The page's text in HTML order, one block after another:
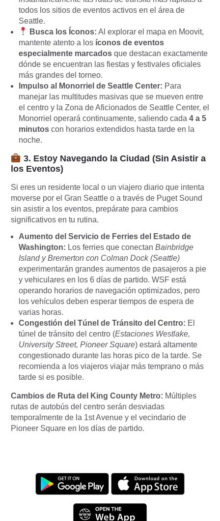
todos los sitios de eventos activos en el área de
Seattle.
Busca los Íconos: Al explorar el mapa en Moovit,
mantente atento a los íconos de eventos
especialmente marcados que destacan exactamente
dónde se encuentran las fiestas y festivales oficiales
más grandes del torneo.
Impulso al Monorriel de Seattle Center: Para
manejar las multitudes masivas que se mueven entre
el centro y la Zona de Aficionados de Seattle Center, el
Monorriel operará continuamente, saliendo cada 4 a 5
minutos con horarios extendidos hasta tarde en la
noche.
3. Estoy Navegando la Ciudad (Sin Asistir a
los Eventos)
Si eres un residente local o un viajero diario que intenta
moverse por el Gran Seattle o a través de Puget Sound
sin asistir a los eventos, prepárate para cambios
significativos en tu rutina.
Aumento del Servicio de Ferries del Estado de
Washington: Los ferries que conectan Bainbridge
Island y Bremerton con Colman Dock (Seattle)
experimentarán grandes aumentos de pasajeros a pie
y vehiculares en los 6 días de partido. WSF está
operando horarios de navegación optimizados, pero
los vehículos deben esperar tiempos de espera de
varias horas.
Congestión del Túnel de Tránsito del Centro: El
túnel de tránsito del centro (Estaciones Westlake,
University Street, Pioneer Square) estará altamente
congestionado durante las horas pico de la tarde. Se
recomienda a los viajeros viajar más temprano o más
tarde si es posible.
Cambios de Ruta del King County Metro: Múltiples
rutas de autobús del centro serán desviadas
temporalmente de la 1st Avenue y el vecindario de
Pioneer Square en los días de partido.